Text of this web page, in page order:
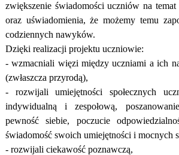
zwiększenie świadomości uczniów na temat
oraz uświadomienia, że możemy temu
codziennych nawyków.
Dzięki realizacji projektu uczniowie:
- wzmacniali więzi między uczniami a ich
(zwłaszcza przyrodą),
- rozwijali umiejętności społecznych
indywidualną i zespołową,
pewność siebie, poczucie
świadomość swoich umiejętności i mocnych
- rozwijali ciekawość poznawczą,